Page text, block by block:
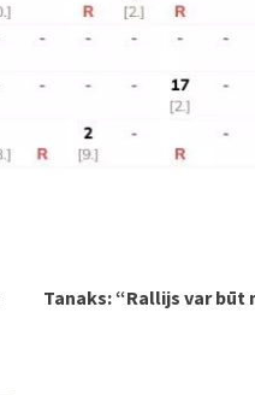
Tanaks: “Rallijs var